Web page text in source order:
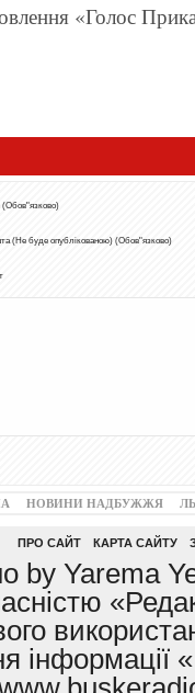
«Голос
(Обов"язково)
(Не буде опублікованою) (Обов"язково)
НОВИНИ НАДБУЖЖЯ
ПРО САЙТ КАРТА САЙТУ
by Yarema
інформації